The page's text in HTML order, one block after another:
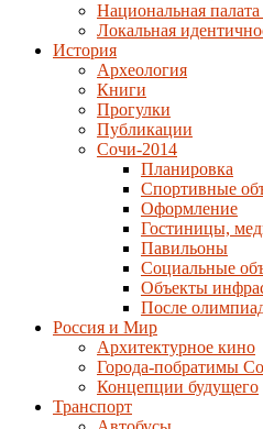
Национальная палата
Локальная
История
Археология
Книги
Прогулки
Публикации
Сочи-2014
Планировка
Спортивные
Оформление
Гостиницы,
Павильоны
Социальные
Объекты
После
Россия и Мир
Архитектурное кино
Города-побратимы
Концепции будущего
Транспорт